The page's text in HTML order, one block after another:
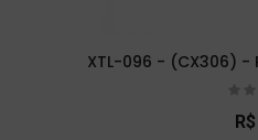
XTL-096 - (CX306) -